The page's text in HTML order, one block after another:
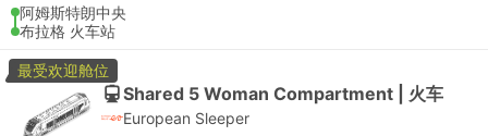
阿姆斯特朗中央
布拉格 火车站
最受欢迎舱位
Shared 5 Woman Compartment | 火车
European Sleeper